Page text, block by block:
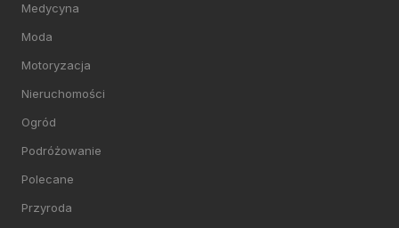
Medycyna
Moda
Motoryzacja
Nieruchomości
Ogród
Podróżowanie
Polecane
Przyroda